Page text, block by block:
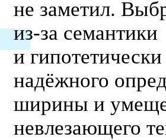
не заметил.
из-за семантики
и
надёжного
ширины и
невлезающего